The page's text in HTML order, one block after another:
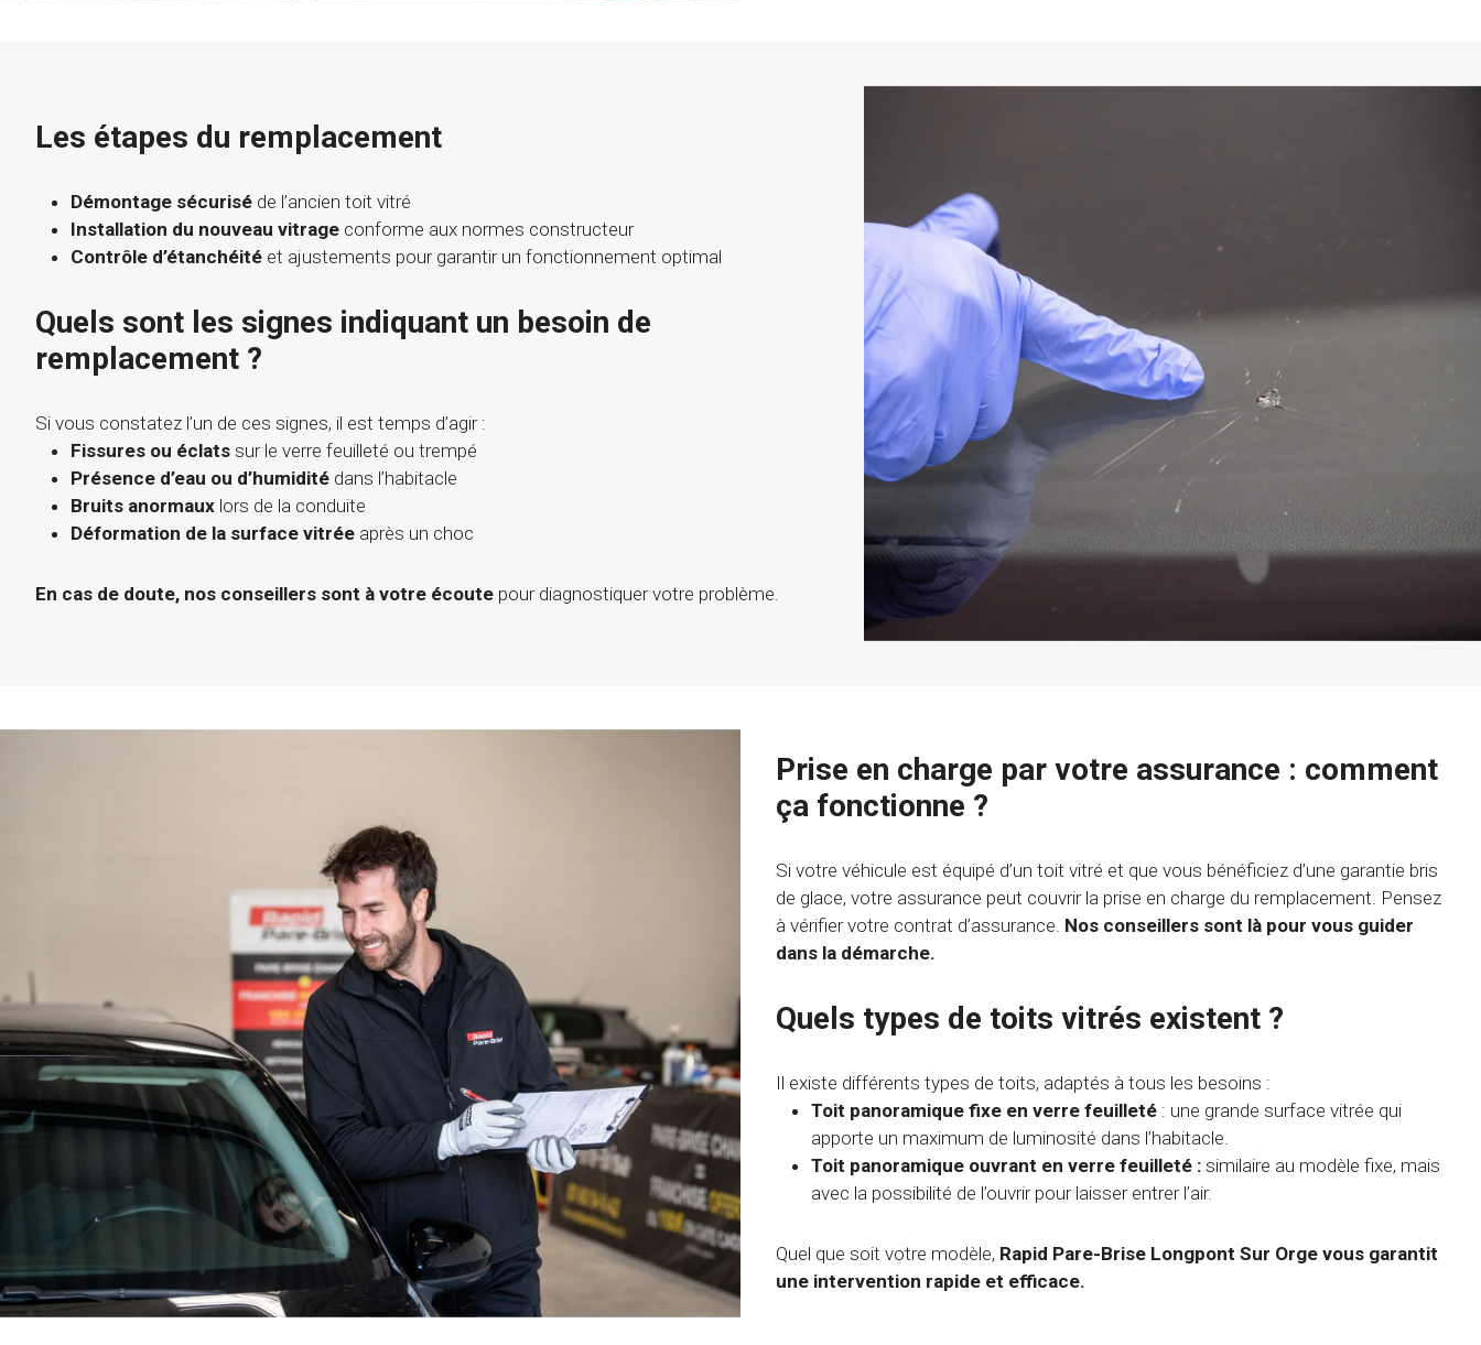
Les étapes du remplacement
Démontage sécurisé de l’ancien toit vitré
Installation du nouveau vitrage conforme aux normes constructeur
Contrôle d’étanchéité et ajustements pour garantir un fonctionnement optimal
Quels sont les signes indiquant un besoin de
remplacement ?
Si vous constatez l’un de ces signes, il est temps d’agir :
Fissures ou éclats sur le verre feuilleté ou trempé
Présence d’eau ou d’humidité dans l’habitacle
Bruits anormaux lors de la conduite
Déformation de la surface vitrée après un choc
En cas de doute, nos conseillers sont à votre écoute pour diagnostiquer votre problème.
Prise en charge par votre assurance : comment
ça fonctionne ?
Si votre véhicule est équipé d’un toit vitré et que vous bénéficiez d’une garantie bris
de glace, votre assurance peut couvrir la prise en charge du remplacement. Pensez
à vérifier votre contrat d’assurance. Nos conseillers sont là pour vous guider
dans la démarche.
Quels types de toits vitrés existent ?
Il existe différents types de toits, adaptés à tous les besoins :
Toit panoramique fixe en verre feuilleté : une grande surface vitrée qui
apporte un maximum de luminosité dans l’habitacle.
Toit panoramique ouvrant en verre feuilleté : similaire au modèle fixe, mais
avec la possibilité de l’ouvrir pour laisser entrer l’air.
Quel que soit votre modèle, Rapid Pare-Brise Longpont Sur Orge vous garantit
une intervention rapide et efficace.